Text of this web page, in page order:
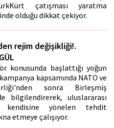
çatışması yaratma
olduğu dikkat çekiyor.
rejim değişikliği!.
konusunda başlattığı yoğun
kapsamında NATO ve
sonra Birleşmiş
bilgilendirerek, uluslararası
kendisine yönelen tehdit
etmeye çalışıyor.